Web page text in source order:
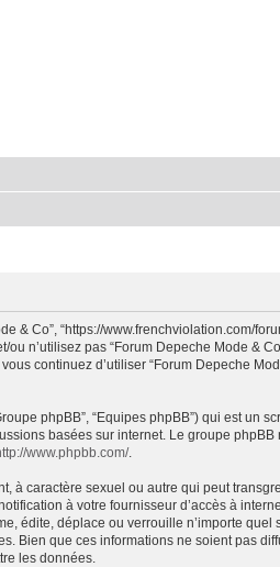
& Co”, “https://www.frenchviolation.com/
n’utilisez pas “Forum Depeche Mode &
continuez d’utiliser “Forum Depeche
phpBB”, “Equipes phpBB”) qui est un
basées sur internet. Le groupe
www.phpbb.com/.
caractère sexuel ou autre qui peut
à votre fournisseur d’accès à
édite, déplace ou verrouille n’importe
que ces informations ne soient pas
les données.